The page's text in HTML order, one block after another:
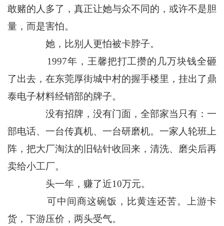
敢赌的人多了，真正让她与众不同的，或许不是胆
量，而是害怕。
她，比别人更怕被卡脖子。
1997年，王馨把打工攒的几万块钱全砸
了出去，在东莞厚街城中村的握手楼里，挂出了鼎
泰电子材料经销部的牌子。
没有招牌，没有门面，全部家当只有：一
部电话、一台传真机、一台研磨机。一家人轮班上
阵，把大厂淘汰的旧钻针收回来，清洗、磨尖后再
卖给小工厂。
头一年，赚了近10万元。
可中间商这碗饭，比黄连还苦。上游卡
货，下游压价，两头受气。